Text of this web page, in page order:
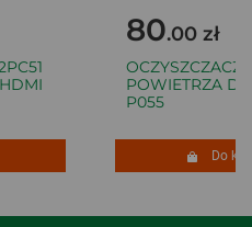
80.00 zł
OCZYSZCZACZ
POWIETRZA
P055
Do